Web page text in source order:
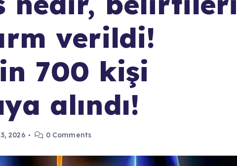
verildi!
700 kişi
alındı!
2026 0 Comments